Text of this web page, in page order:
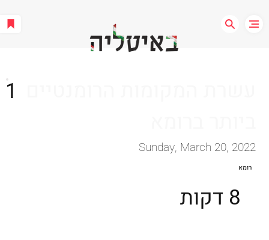
Sunday, March 20, 2022
8 דקות
רומא
1